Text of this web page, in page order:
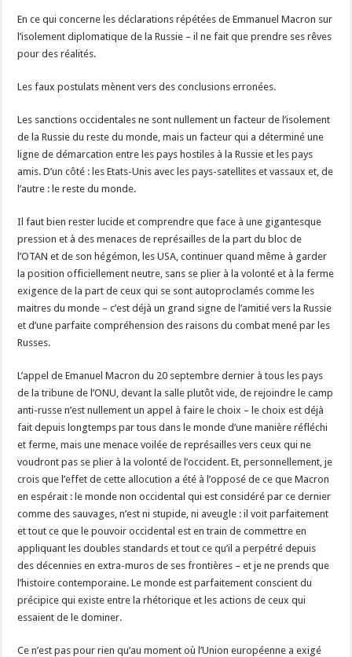
En ce qui concerne les déclarations répétées de Emmanuel Macron sur
l’isolement diplomatique de la Russie – il ne fait que prendre ses rêves
pour des réalités.
Les faux postulats mènent vers des conclusions erronées.
Les sanctions occidentales ne sont nullement un facteur de l’isolement
de la Russie du reste du monde, mais un facteur qui a déterminé une
ligne de démarcation entre les pays hostiles à la Russie et les pays
amis. D’un côté : les Etats-Unis avec les pays-satellites et vassaux et, de
l’autre : le reste du monde.
Il faut bien rester lucide et comprendre que face à une gigantesque
pression et à des menaces de représailles de la part du bloc de
l’OTAN et de son hégémon, les USA, continuer quand même à garder
la position officiellement neutre, sans se plier à la volonté et à la ferme
exigence de la part de ceux qui se sont autoproclamés comme les
maitres du monde – c’est déjà un grand signe de l’amitié vers la Russie
et d’une parfaite compréhension des raisons du combat mené par les
Russes.
L’appel de Emanuel Macron du 20 septembre dernier à tous les pays
de la tribune de l’ONU, devant la salle plutôt vide, de rejoindre le camp
anti-russe n’est nullement un appel à faire le choix – le choix est déjà
fait depuis longtemps par tous dans le monde d’une manière réfléchi
et ferme, mais une menace voilée de représailles vers ceux qui ne
voudront pas se plier à la volonté de l’occident. Et, personnellement, je
crois que l’effet de cette allocution a été à l’opposé de ce que Macron
en espérait : le monde non occidental qui est considéré par ce dernier
comme des sauvages, n’est ni stupide, ni aveugle : il voit parfaitement
et tout ce que le pouvoir occidental est en train de commettre en
appliquant les doubles standards et tout ce qu’il a perpétré depuis
des décennies en extra-muros de ses frontières – et je ne prends que
l’histoire contemporaine. Le monde est parfaitement conscient du
précipice qui existe entre la rhétorique et les actions de ceux qui
essaient de le dominer.
Ce n’est pas pour rien qu’au moment où l’Union européenne a exigé